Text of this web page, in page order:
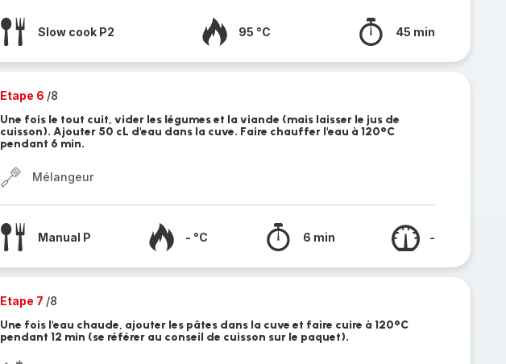
Slow cook P2 95 °C 45 min
Etape 6 /8
Une fois le tout cuit, vider les légumes et la viande (mais laisser le jus de
cuisson). Ajouter 50 cL d'eau dans la cuve. Faire chauffer l'eau à 120°C
pendant 6 min.
Mélangeur
Manual P - °C 6 min -
Etape 7 /8
Une fois l'eau chaude, ajouter les pâtes dans la cuve et faire cuire à 120°C
pendant 12 min (se référer au conseil de cuisson sur le paquet).